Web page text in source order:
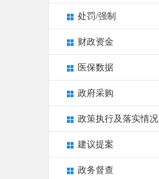
处罚/强制
财政资金
医保数据
政府采购
政策执行及落实情况
建议提案
政务督查